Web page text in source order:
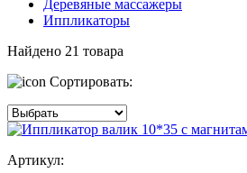
Деревяные массажеры
Иппликаторы
Найдено 21 товара
Сортировать:
Артикул: